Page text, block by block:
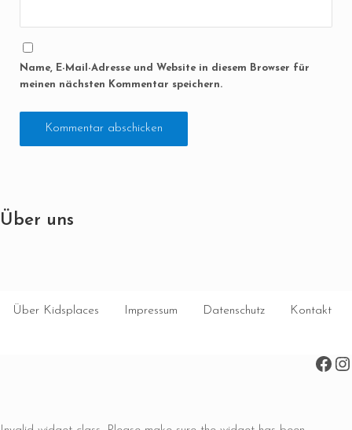
Name, E-Mail-Adresse und Website in diesem Browser für
meinen nächsten Kommentar speichern.
Über uns
Über Kidsplaces Impressum Datenschutz Kontakt